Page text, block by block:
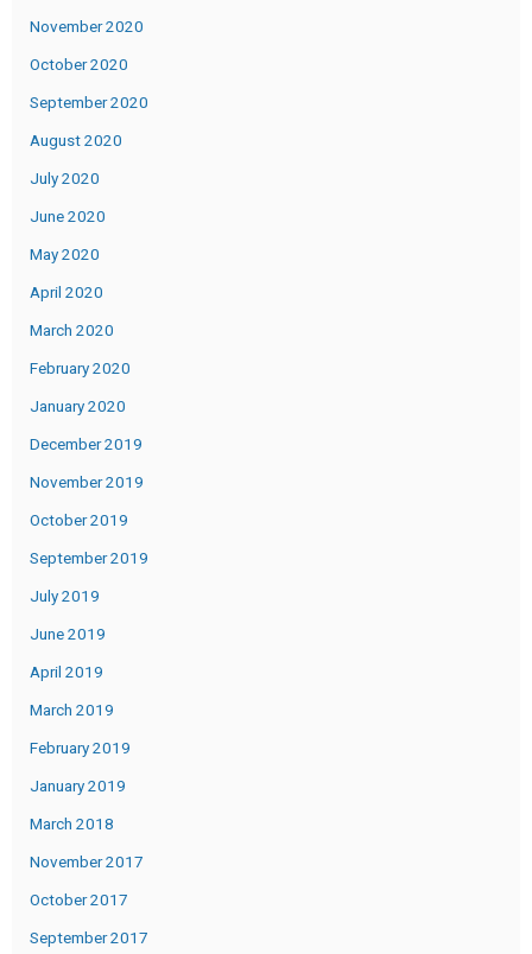
November 2020
October 2020
September 2020
August 2020
July 2020
June 2020
May 2020
April 2020
March 2020
February 2020
January 2020
December 2019
November 2019
October 2019
September 2019
July 2019
June 2019
April 2019
March 2019
February 2019
January 2019
March 2018
November 2017
October 2017
September 2017